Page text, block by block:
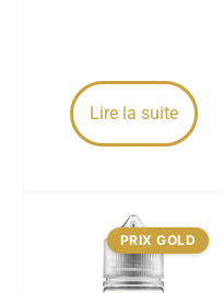
Lire la suite
PRIX GOLD